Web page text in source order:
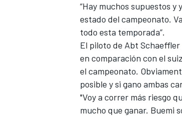
“Hay muchos supuestos
estado del campeonato.
todo esta temporada”.
El piloto de Abt
en comparación con el
el campeonato.
posible y si gano ambas
"Voy a correr más riesgo
mucho que ganar. Buemi